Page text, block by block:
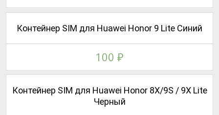
Контейнер SIM для Huawei Honor 8X/9S / 9X Lite
Черный
Контейнер SIM для Huawei Honor 9 Lite Синий
100 ₽